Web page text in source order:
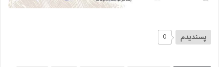
پسندیدم 0